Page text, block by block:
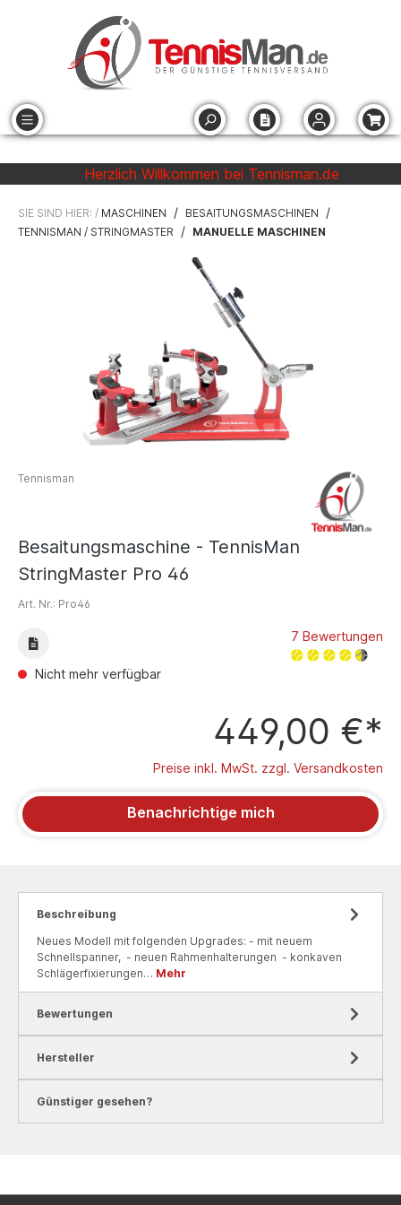
Herzlich Willkommen bei Tennisman.de
SIE SIND HIER: / MASCHINEN / BESAITUNGSMASCHINEN /
TENNISMAN / STRINGMASTER / MANUELLE MASCHINEN
Besaitungsmaschine - TennisMan
StringMaster Pro 46
Tennisman
Art. Nr.: Pro46
7 Bewertungen
Nicht mehr verfügbar
449,00 €*
Preise inkl. MwSt. zzgl. Versandkosten
Benachrichtige mich
Beschreibung
Neues Modell mit folgenden Upgrades: - mit neuem
Schnellspanner, - neuen Rahmenhalterungen - konkaven
Schlägerfixierungen… Mehr
Bewertungen
Hersteller
Günstiger gesehen?